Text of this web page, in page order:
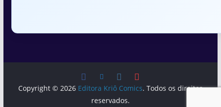
Copyright © 2026 Editora Kriô Comics. Todos os direitos
reservados.